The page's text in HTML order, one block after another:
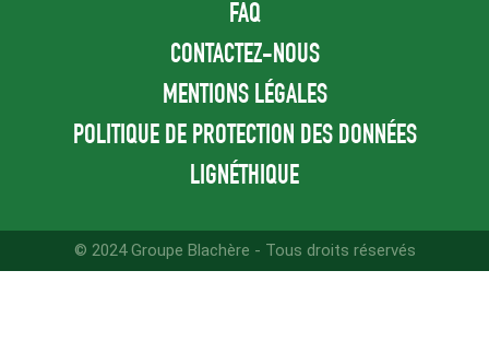
FAQ
CONTACTEZ-NOUS
MENTIONS LÉGALES
POLITIQUE DE PROTECTION DES DONNÉES
LIGNÉTHIQUE
© 2024 Groupe Blachère - Tous droits réservés